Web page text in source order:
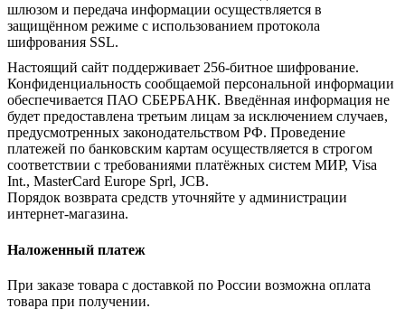
шлюзом и передача информации осуществляется в
защищённом режиме с использованием протокола
шифрования SSL.
Настоящий сайт поддерживает 256-битное шифрование.
Конфиденциальность сообщаемой персональной информации
обеспечивается ПАО СБЕРБАНК. Введённая информация не
будет предоставлена третьим лицам за исключением случаев,
предусмотренных законодательством РФ. Проведение
платежей по банковским картам осуществляется в строгом
соответствии с требованиями платёжных систем МИР, Visa
Int., MasterCard Europe Sprl, JCB.
Порядок возврата средств уточняйте у администрации
интернет-магазина.
Наложенный платеж
При заказе товара с доставкой по России возможна оплата
товара при получении.